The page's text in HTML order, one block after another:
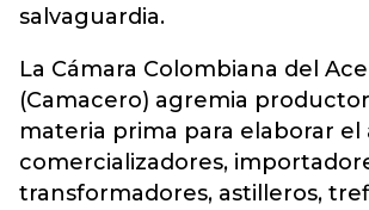
salvaguardia.
La Cámara Colombiana del
(Camacero) agremia
materia prima para elaborar el
comercializadores,
transformadores, astilleros,